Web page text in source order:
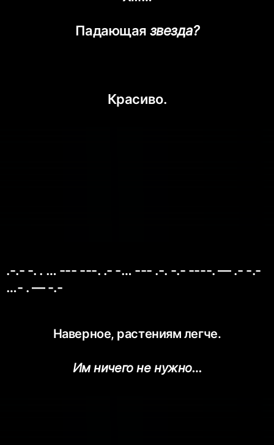
Падающая звезда?
Красиво.
.-.- -. . … --- ---. .- -… --- .-. -.- ----. — .- -.-
…- . — -.-
Наверное, растениям легче.
Им ничего не нужно…